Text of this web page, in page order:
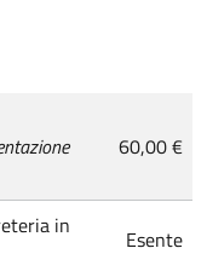
60,00 €
in
Esente